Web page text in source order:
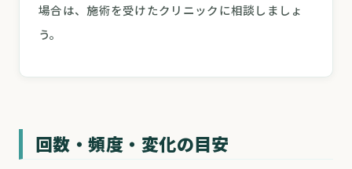
場合は、施術を受けたクリニックに相談しましょ
う。
回数・頻度・変化の目安